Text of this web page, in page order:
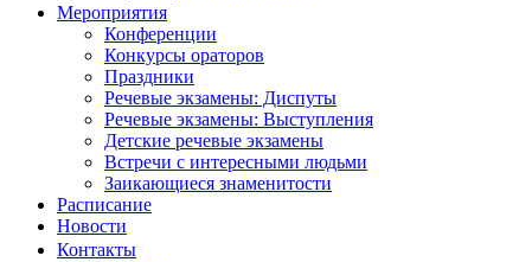
Мероприятия
Конференции
Конкурсы ораторов
Праздники
Речевые экзамены: Диспуты
Речевые экзамены: Выступления
Детские речевые экзамены
Встречи с интересными людьми
Заикающиеся знаменитости
Расписание
Новости
Контакты